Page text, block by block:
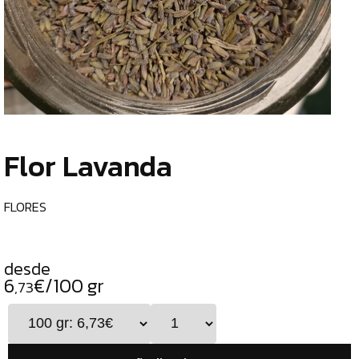
TIENDA
CHOCOLATES
ESPECIALES
ESPECIAS
CAFÉS
GENERAL
INFUSIONES
LEGUMBRES
SEMILLAS
Flor Lavanda
FLORES
desde
6,73€/100 gr